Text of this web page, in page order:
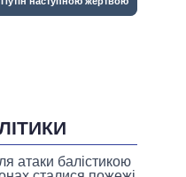
атаки балістикою